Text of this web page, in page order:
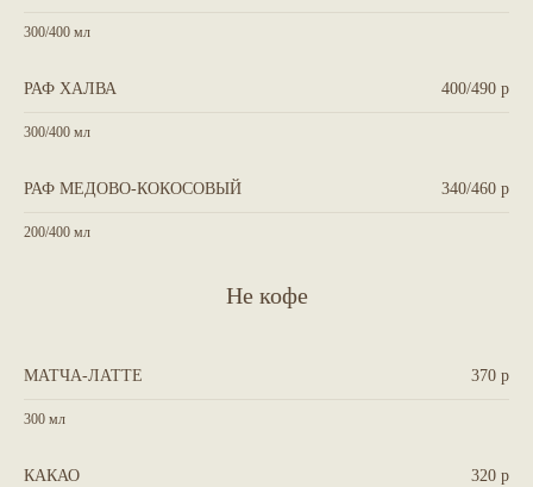
300/400 мл
РАФ ХАЛВА 400/490 р
300/400 мл
РАФ МЕДОВО-КОКОСОВЫЙ 340/460 р
200/400 мл
Не кофе
МАТЧА-ЛАТТЕ 370 р
300 мл
КАКАО 320 р